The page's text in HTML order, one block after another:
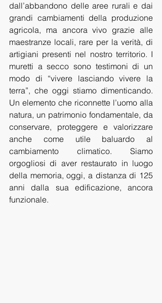
dall’abbandono delle aree rurali e dai
grandi cambiamenti della produzione
agricola, ma ancora vivo grazie alle
maestranze locali, rare per la verità, di
artigiani presenti nel nostro territorio. I
muretti a secco sono testimoni di un
modo di “vivere lasciando vivere la
terra”, che oggi stiamo dimenticando.
Un elemento che riconnette l’uomo alla
natura, un patrimonio fondamentale, da
conservare, proteggere e valorizzare
anche come utile baluardo al
cambiamento climatico. Siamo
orgogliosi di aver restaurato in luogo
della memoria, oggi, a distanza di 125
anni dalla sua edificazione, ancora
funzionale.